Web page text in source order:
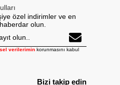
özel indirimler ve en
olun.
verilerimin korunmasını kabul
Bizi takip edin